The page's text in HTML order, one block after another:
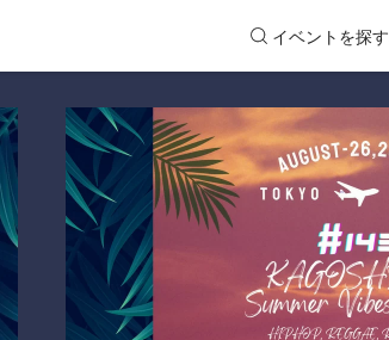
イベントを探す